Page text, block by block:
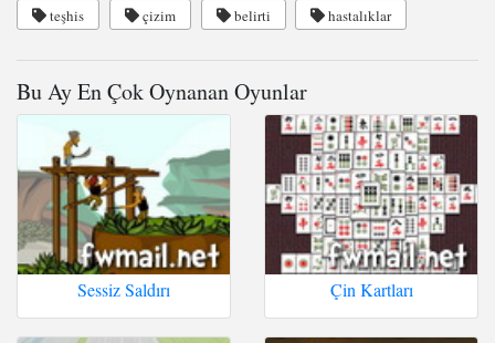
teşhis çizim belirti hastalıklar
Bu Ay En Çok Oynanan Oyunlar
Sessiz Saldırı Çin Kartları